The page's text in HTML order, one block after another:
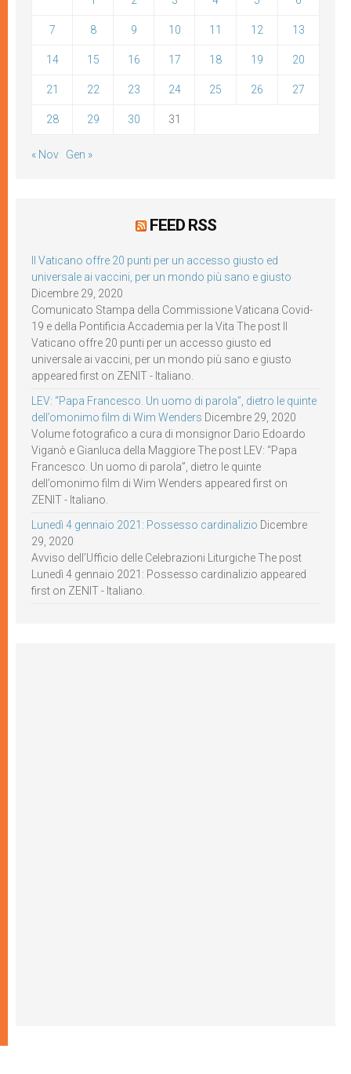
7 8 9 10 11 12 13
14 15 16 17 18 19 20
21 22 23 24 25 26 27
28 29 30 31
« Nov Gen »
FEED RSS
Il Vaticano offre 20 punti per un accesso giusto ed
universale ai vaccini, per un mondo più sano e giusto
Dicembre 29, 2020
Comunicato Stampa della Commissione Vaticana Covid-
19 e della Pontificia Accademia per la Vita The post Il
Vaticano offre 20 punti per un accesso giusto ed
universale ai vaccini, per un mondo più sano e giusto
appeared first on ZENIT - Italiano.
LEV: “Papa Francesco. Un uomo di parola”, dietro le quinte
dell’omonimo film di Wim Wenders Dicembre 29, 2020
Volume fotografico a cura di monsignor Dario Edoardo
Viganò e Gianluca della Maggiore The post LEV: “Papa
Francesco. Un uomo di parola”, dietro le quinte
dell’omonimo film di Wim Wenders appeared first on
ZENIT - Italiano.
Lunedì 4 gennaio 2021: Possesso cardinalizio Dicembre
29, 2020
Avviso dell’Ufficio delle Celebrazioni Liturgiche The post
Lunedì 4 gennaio 2021: Possesso cardinalizio appeared
first on ZENIT - Italiano.